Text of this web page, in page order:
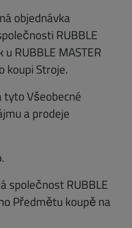
objednávka
RUBBLE
RUBBLE MASTER
koupi Stroje.
tyto Všeobecné
a prodeje
společnost RUBBLE
Předmětu koupě na